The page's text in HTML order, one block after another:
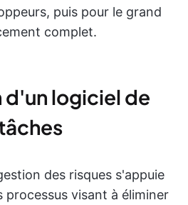
puis pour le grand
complet.
d'un logiciel de
des risques s'appuie
processus visant à éliminer